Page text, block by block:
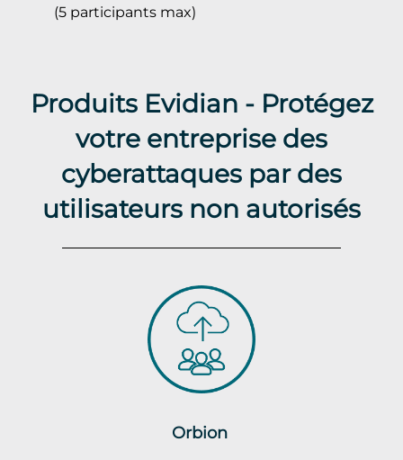
(5 participants max)
Produits Evidian - Protégez
votre entreprise des
cyberattaques par des
utilisateurs non autorisés
Orbion